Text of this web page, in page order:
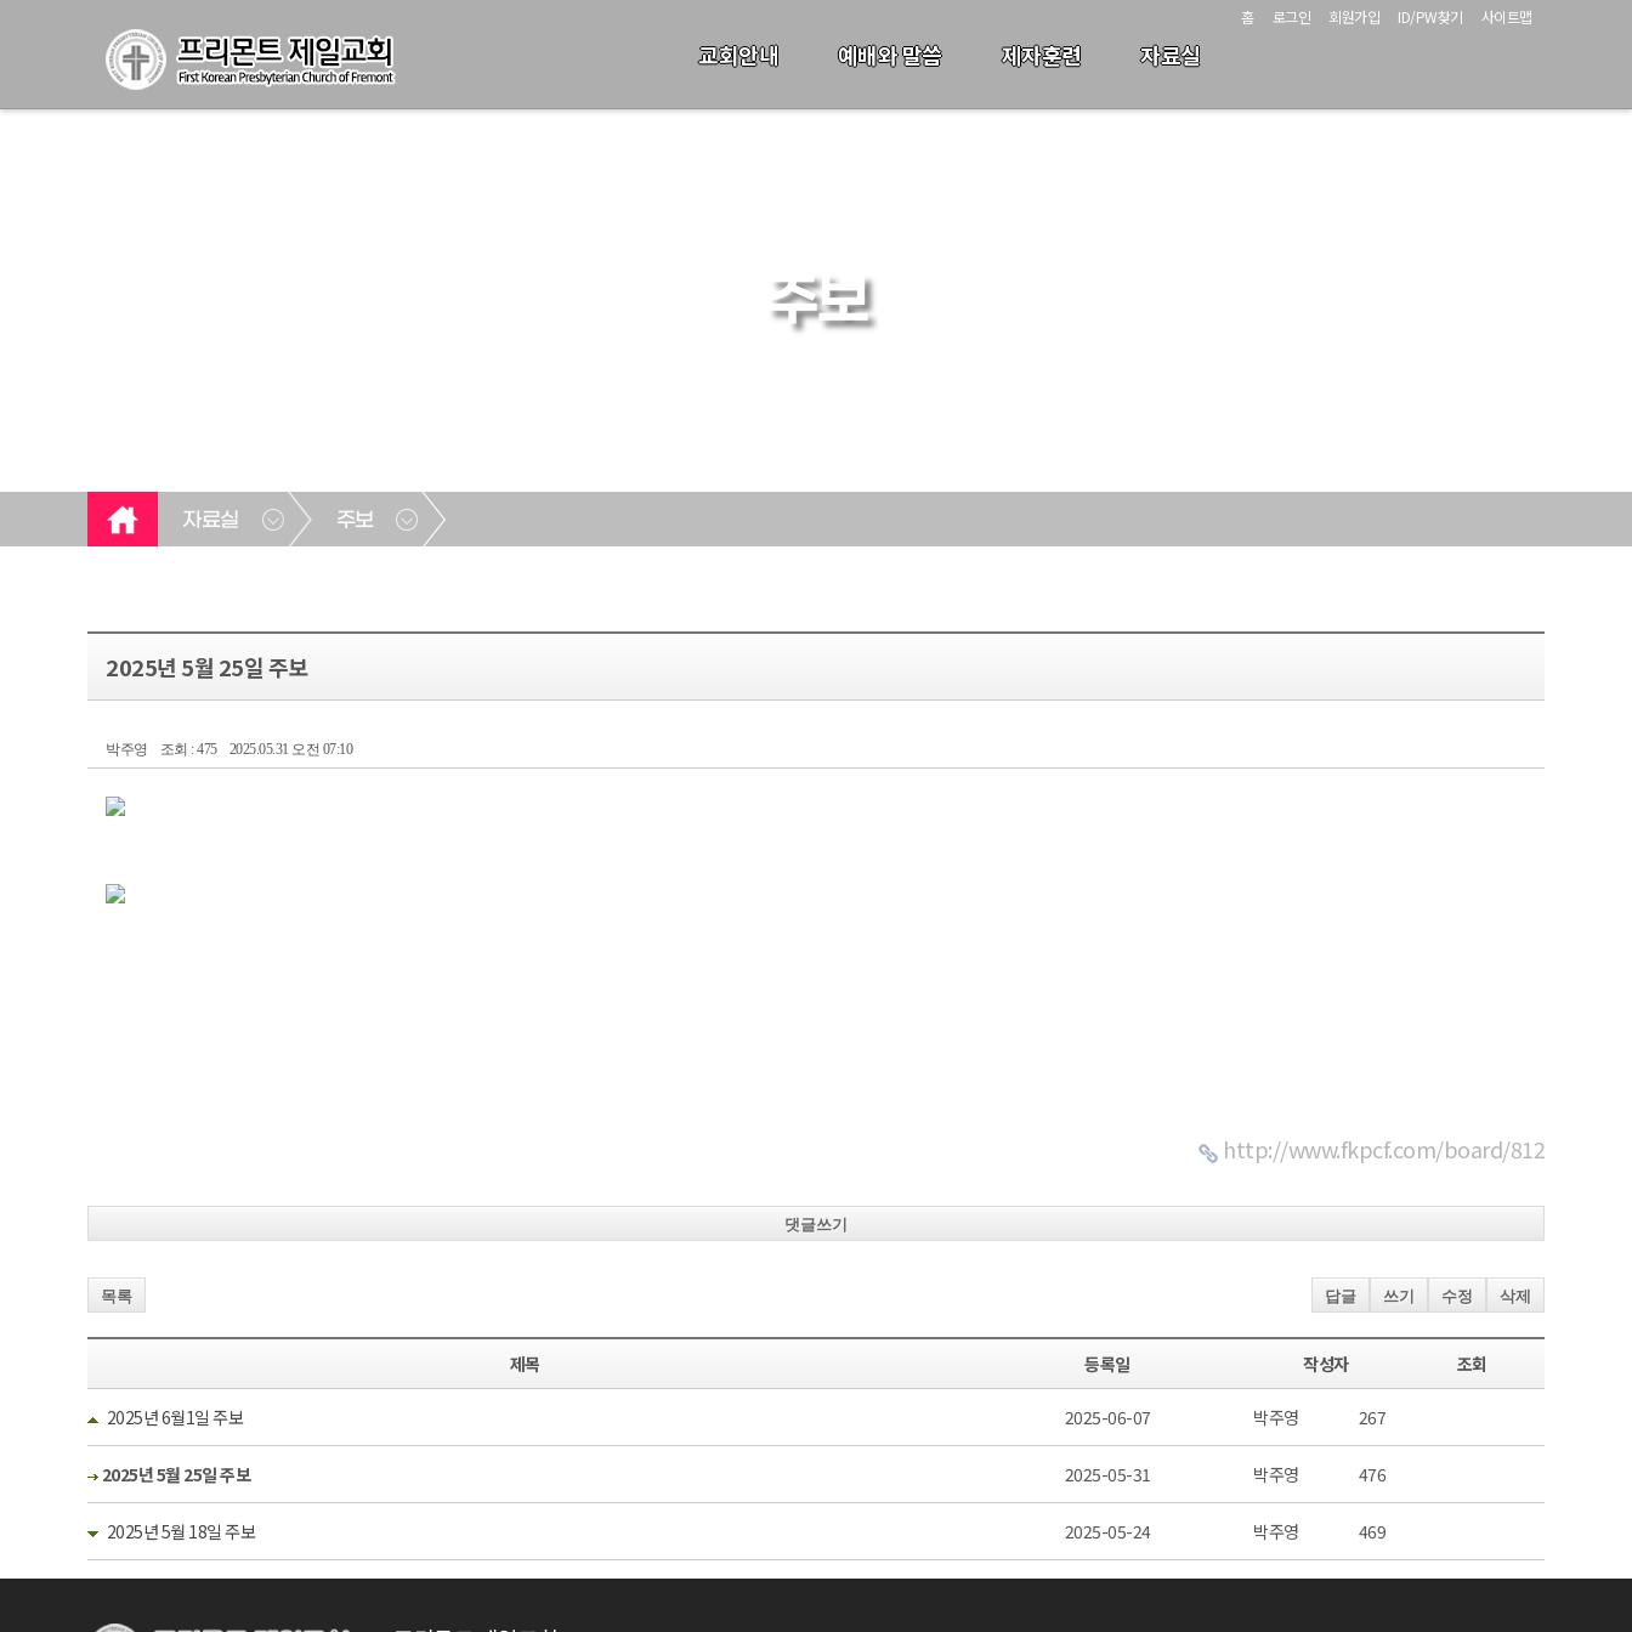
교회안내 예배와 말씀 제자훈련 자료실
홈 로그인 회원가입 ID/PW찾기 사이트맵
주보
자료실 주보
2025년 5월 25일 주보
박주영 조회 : 475 2025.05.31 오전 07:10
http://www.fkpcf.com/board/812
댓글쓰기
목록 답글 쓰기 수정 삭제
제목 등록일 작성자 조회
2025년 6월1일 주보 2025-06-07 박주영 267
2025년 5월 25일 주보 2025-05-31 박주영 476
2025년 5월 18일 주보 2025-05-24 박주영 469